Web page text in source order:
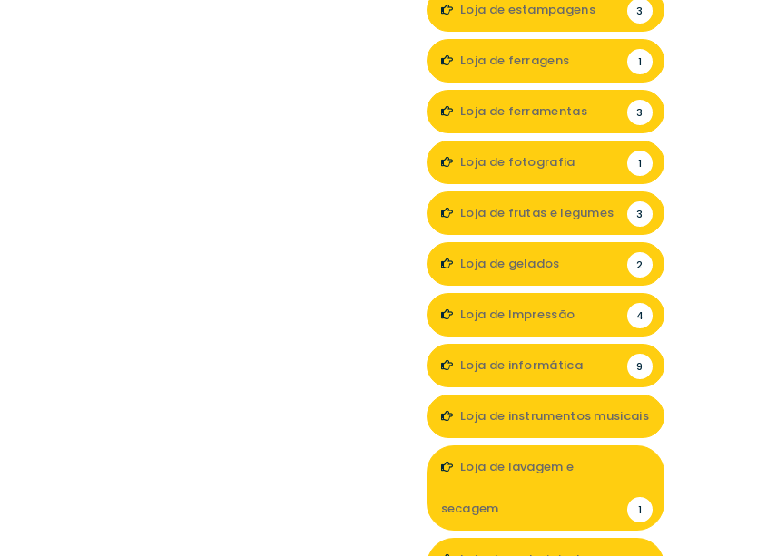
Loja de estampagens 3
Loja de ferragens 1
Loja de ferramentas 3
Loja de fotografia 1
Loja de frutas e legumes 3
Loja de gelados 2
Loja de Impressão 4
Loja de informática 9
Loja de instrumentos musicais
Loja de lavagem e
secagem 1